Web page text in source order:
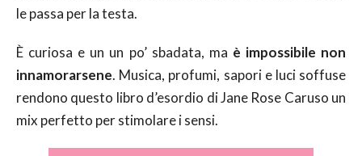
le passa per la testa.
È curiosa e un un po’ sbadata, ma è impossibile non
innamorarsene. Musica, profumi, sapori e luci soffuse
rendono questo libro d’esordio di Jane Rose Caruso un
mix perfetto per stimolare i sensi.